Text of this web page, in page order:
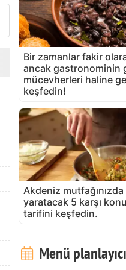
Bir zamanlar fakir
ancak gastronominin
mücevherleri haline
keşfedin!
Akdeniz
yaratacak 5 karşı
tarifini keşfedin.
Menü